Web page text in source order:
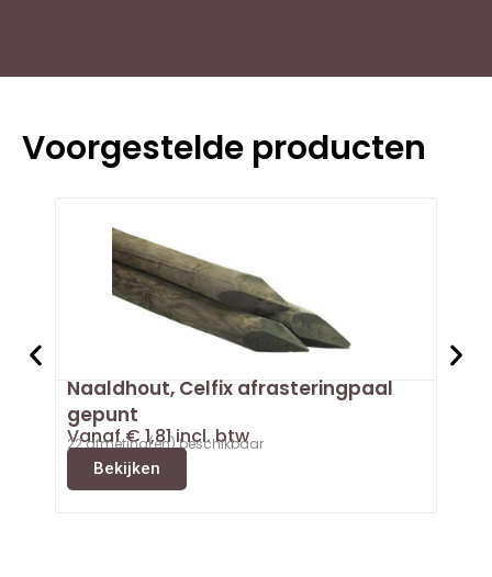
Voorgestelde producten
Naaldhout, Celfix afrasteringpaal
gepunt
Vanaf€1,81incl. btw
22 afmeting(en) beschikbaar
Bekijken